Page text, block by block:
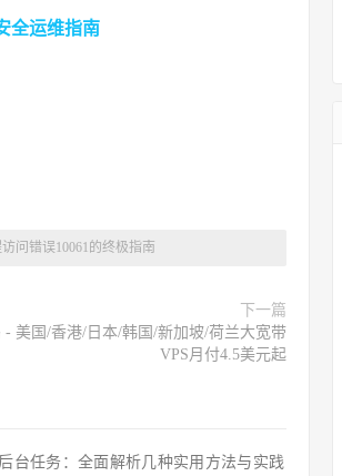
全运维指南
问错误10061的终极指南
下一篇
- 美国/香港/日本/韩国/新加坡/荷兰大宽带
VPS月付4.5美元起
台任务：全面解析几种实用方法与实践